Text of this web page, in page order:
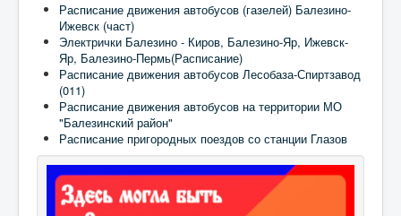
Расписание движения автобусов (газелей) Балезино-
Ижевск (част)
Электрички Балезино - Киров, Балезино-Яр, Ижевск-
Яр, Балезино-Пермь(Расписание)
Расписание движения автобусов Лесобаза-Спиртзавод
(011)
Расписание движения автобусов на территории МО
"Балезинский район"
Расписание пригородных поездов со станции Глазов